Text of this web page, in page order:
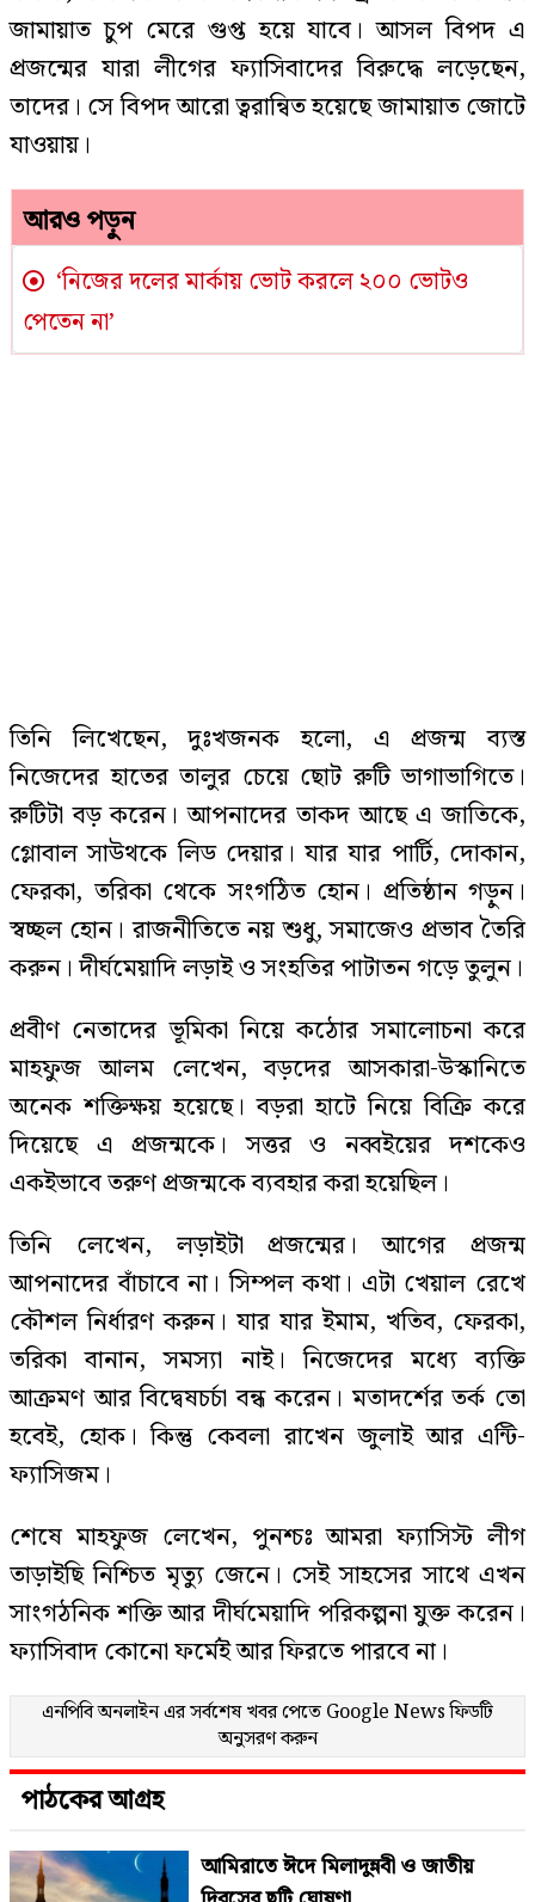
জামায়াত চুপ মেরে গুপ্ত হয়ে যাবে। আসল বিপদ এ
প্রজন্মের যারা লীগের ফ্যাসিবাদের বিরুদ্ধে লড়েছেন,
তাদের। সে বিপদ আরো ত্বরান্বিত হয়েছে জামায়াত জোটে
যাওয়ায়।
আরও পড়ুন
‘নিজের দলের মার্কায় ভোট করলে ২০০ ভোটও
পেতেন না’
তিনি লিখেছেন, দুঃখজনক হলো, এ প্রজন্ম ব্যস্ত
নিজেদের হাতের তালুর চেয়ে ছোট রুটি ভাগাভাগিতে।
রুটিটা বড় করেন। আপনাদের তাকদ আছে এ জাতিকে,
গ্লোবাল সাউথকে লিড দেয়ার। যার যার পার্টি, দোকান,
ফেরকা, তরিকা থেকে সংগঠিত হোন। প্রতিষ্ঠান গড়ুন।
স্বচ্ছল হোন। রাজনীতিতে নয় শুধু, সমাজেও প্রভাব তৈরি
করুন। দীর্ঘমেয়াদি লড়াই ও সংহতির পাটাতন গড়ে তুলুন।
প্রবীণ নেতাদের ভূমিকা নিয়ে কঠোর সমালোচনা করে
মাহফুজ আলম লেখেন, বড়দের আসকারা-উস্কানিতে
অনেক শক্তিক্ষয় হয়েছে। বড়রা হাটে নিয়ে বিক্রি করে
দিয়েছে এ প্রজন্মকে। সত্তর ও নব্বইয়ের দশকেও
একইভাবে তরুণ প্রজন্মকে ব্যবহার করা হয়েছিল।
তিনি লেখেন, লড়াইটা প্রজন্মের। আগের প্রজন্ম
আপনাদের বাঁচাবে না। সিম্পল কথা। এটা খেয়াল রেখে
কৌশল নির্ধারণ করুন। যার যার ইমাম, খতিব, ফেরকা,
তরিকা বানান, সমস্যা নাই। নিজেদের মধ্যে ব্যক্তি
আক্রমণ আর বিদ্বেষচর্চা বন্ধ করেন। মতাদর্শের তর্ক তো
হবেই, হোক। কিন্তু কেবলা রাখেন জুলাই আর এন্টি-
ফ্যাসিজম।
শেষে মাহফুজ লেখেন, পুনশ্চঃ আমরা ফ্যাসিস্ট লীগ
তাড়াইছি নিশ্চিত মৃত্যু জেনে। সেই সাহসের সাথে এখন
সাংগঠনিক শক্তি আর দীর্ঘমেয়াদি পরিকল্পনা যুক্ত করেন।
ফ্যাসিবাদ কোনো ফর্মেই আর ফিরতে পারবে না।
এনপিবি অনলাইন এর সর্বশেষ খবর পেতে Google Newsফিডটি
অনুসরণ করুন
পাঠকের আগ্রহ
আমিরাতে ঈদে মিলাদুন্নবী ও জাতীয়